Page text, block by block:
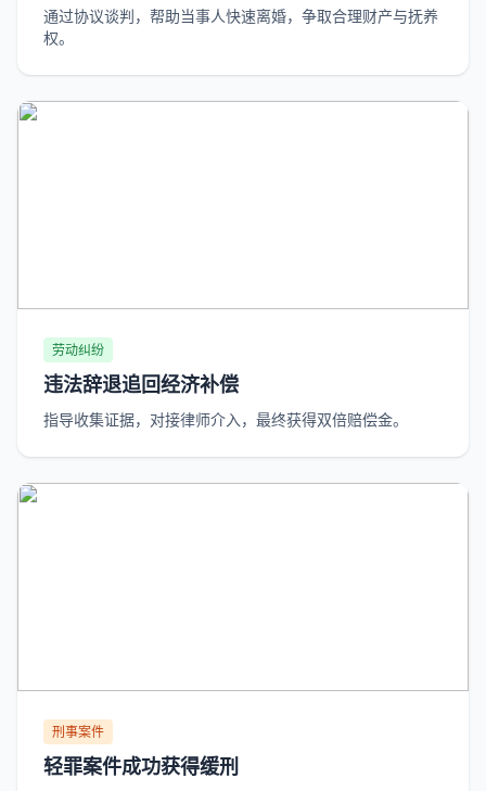
通过协议谈判，帮助当事人快速离婚，争取合理财产与抚养
权。
劳动纠纷
违法辞退追回经济补偿
指导收集证据，对接律师介入，最终获得双倍赔偿金。
刑事案件
轻罪案件成功获得缓刑